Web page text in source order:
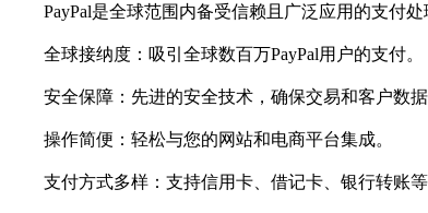
PayPal是全球范围内备受信赖且广泛应用的支付处
全球接纳度：吸引全球数百万PayPal用户的支付。
安全保障：先进的安全技术，确保交易和客户数据
操作简便：轻松与您的网站和电商平台集成。
支付方式多样：支持信用卡、借记卡、银行转账等